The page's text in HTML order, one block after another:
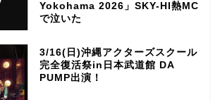
Yokohama 2026」SKY-HI熱MC
で泣いた
3/16(日)沖縄アクターズスクール
完全復活祭in日本武道館 DA
PUMP出演！